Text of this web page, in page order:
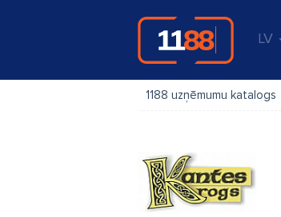
LV
1188 uzņēmumu katalogs